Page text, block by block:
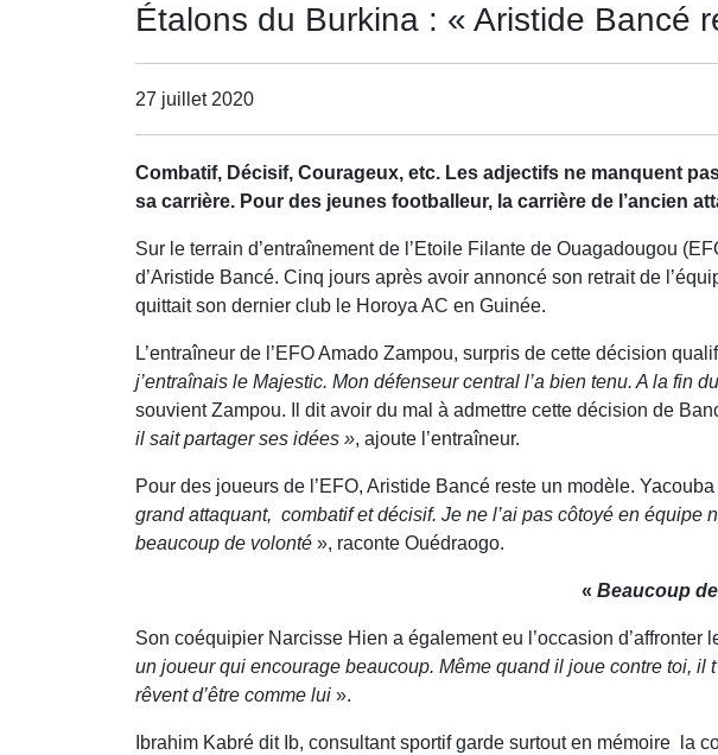
Étalons du Burkina : « Aristide Bancé
27 juillet 2020
Combatif, Décisif, Courageux, etc. Les adjectifs ne manquent
sa carrière. Pour des jeunes footballeur, la carrière de l’ancien
Sur le terrain d’entraînement de l’Etoile Filante de Ouagadougou
d’Aristide Bancé. Cinq jours après avoir annoncé son retrait de
quittait son dernier club le Horoya AC en Guinée.
L’entraîneur de l’EFO Amado Zampou, surpris de cette décision
j’entraînais le Majestic. Mon défenseur central l’a bien tenu. A la fin
souvient Zampou. Il dit avoir du mal à admettre cette décision de
il sait partager ses idées », ajoute l’entraîneur.
Pour des joueurs de l’EFO, Aristide Bancé reste un modèle.
grand attaquant, combatif et décisif. Je ne l’ai pas côtoyé en équipe
beaucoup de volonté », raconte Ouédraogo.
« Beaucoup
Son coéquipier Narcisse Hien a également eu l’occasion
un joueur qui encourage beaucoup. Même quand il joue contre toi,
rêvent d’être comme lui ».
Ibrahim Kabré dit Ib, consultant sportif garde surtout en mémoire la